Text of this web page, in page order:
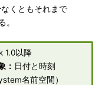
くともそれまで
。
1.0以降
： 日付と時刻
名前空間）